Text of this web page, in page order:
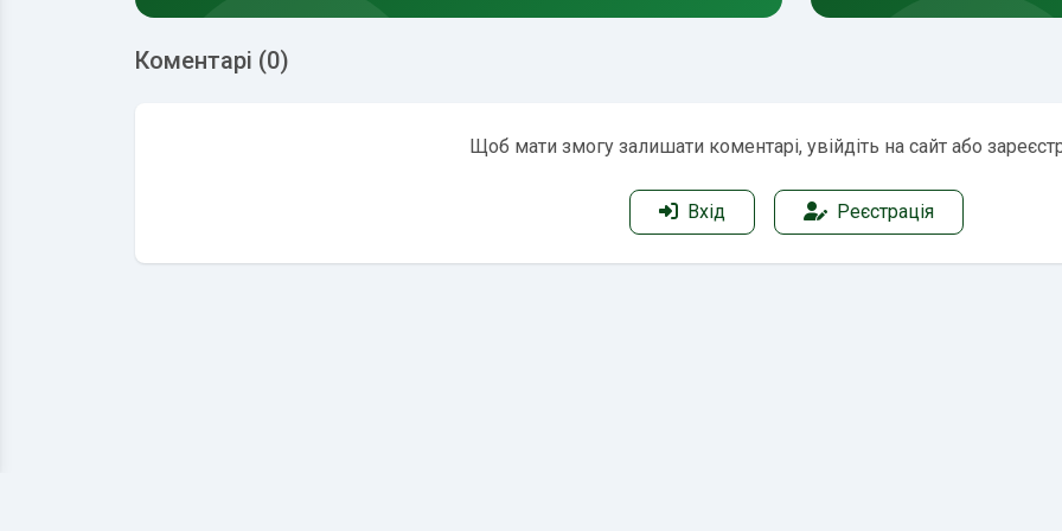
Коментарі (0)
Щоб мати змогу залишати коментарі, увійдіть на сайт або
Вхід Реєстрація